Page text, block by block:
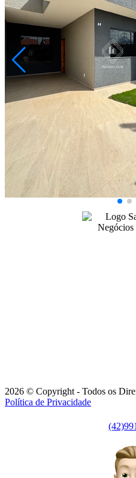
Cará-cará
R$ 306.000,00
Casa com 3 quartos e
Ponta Grossa/PR
2073513.001
Quartos
Vaga
Área Privativa (m²)
Conversar no WhatsApp
2026 © Copyright - Todos os
Política de Privacidade